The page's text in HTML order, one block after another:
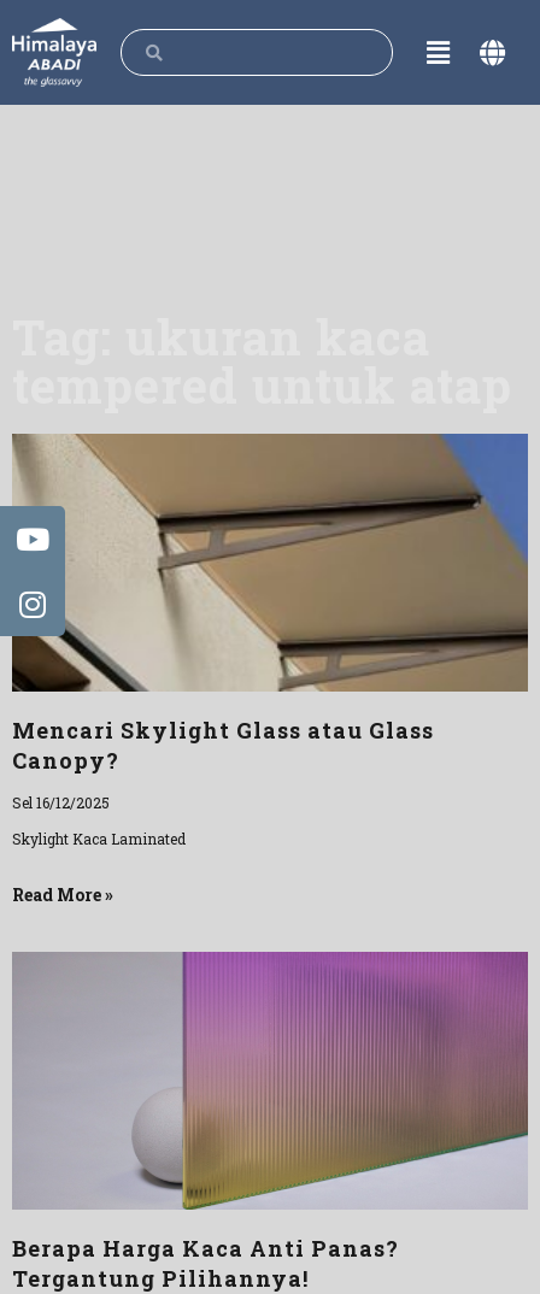
Mencari Skylight Glass atau Glass
Canopy?
Sel 16/12/2025
Skylight Kaca Laminated
Read More »
Berapa Harga Kaca Anti Panas?
Tergantung Pilihannya!